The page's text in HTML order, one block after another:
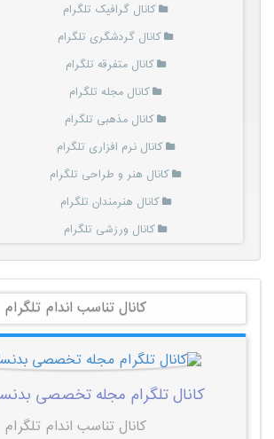
کانال گرافیک تلگرام
کانال گردشگری تلگرام
کانال متفرقه تلگرام
کانال مجله تلگرام
کانال مذهبی تلگرام
کانال نرم افزاری تلگرام
کانال هنر و طراحی تلگرام
کانال هنرمندان تلگرام
کانال ورزشی تلگرام
کانال تناسب اندام تلگرام
کانال تلگرام مجله تخصصی
کانال تناسب اندام تلگرام